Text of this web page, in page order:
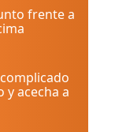
frente a
y acecha a